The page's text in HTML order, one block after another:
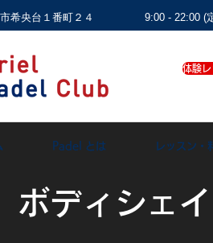
Padel とは レッスン・
希央台１番町２４ 9:00 - 22:00
体験
ボディシェ